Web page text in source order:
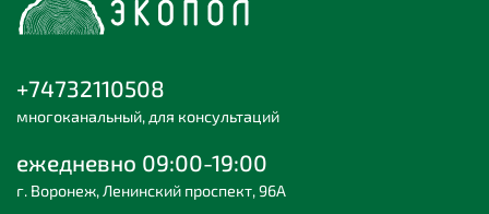
+74732110508
многоканальный, для консультаций
ежедневно 09:00-19:00
г. Воронеж, Ленинский проспект, 96А